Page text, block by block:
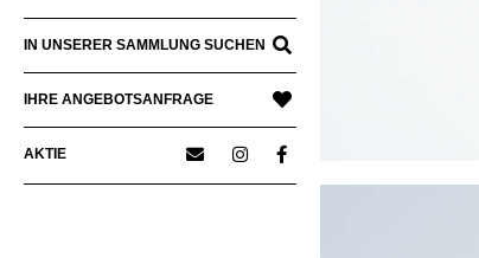
IN UNSERER SAMMLUNG SUCHEN
IHRE ANGEBOTSANFRAGE
AKTIE